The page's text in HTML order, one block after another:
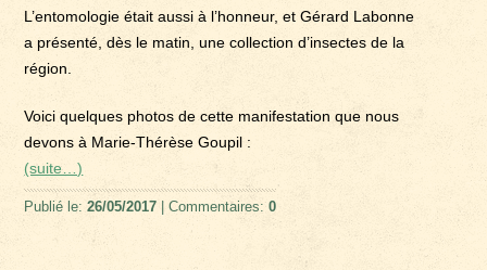
L’entomologie était aussi à l’honneur, et Gérard Labonne
a présenté, dès le matin, une collection d’insectes de la
région.
Voici quelques photos de cette manifestation que nous
devons à Marie-Thérèse Goupil :
(suite…)
Publié le:26/05/2017 | Commentaires:0